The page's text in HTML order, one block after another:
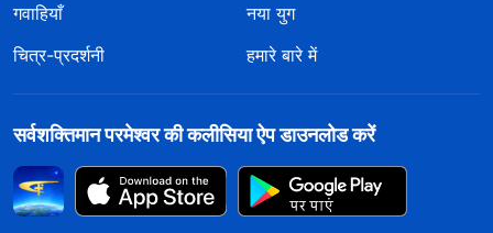
गवाहियाँ
नया युग
चित्र-प्रदर्शनी
हमारे बारे में
सर्वशक्तिमान परमेश्वर की कलीसिया ऐप डाउनलोड करें